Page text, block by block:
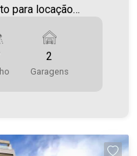
para locação
horto municipal.
de estar - Sala de
e suítes) -
2
Garagens